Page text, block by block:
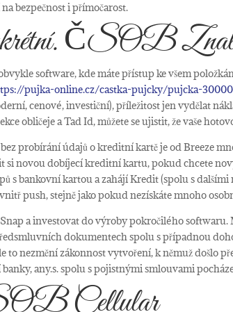
bezpečnost i přímočarost.
ČSOB
software, kde máte přístup ke všem
pujka-online.cz/castka-pujcky/pujcka-
cenové, investiční), příležitost jen vydělat
obličeje a Tad Id, můžete se ujistit, že vaše
probírání údajů o kreditní kartě je od Breeze
si novou dobíjecí kreditní kartu, pokud chcete
s bankovní kartou a zahájí Kredit (spolu s
push, stejně jako pokud nezískáte mnoho
Snap a investovat do výroby pokročilého
dokumentech spolu s případnou
to nezmění zákonnost vytvoření, k němuž došlo
any.s. spolu s pojistnými smlouvami
Cellular